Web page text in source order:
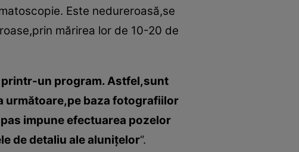
Este nedureroasă,se
mărirea lor de 10-20 de
un program. Astfel,sunt
următoare,pe baza fotografiilor
impune efectuarea pozelor
de detaliu ale aluniţelor“.